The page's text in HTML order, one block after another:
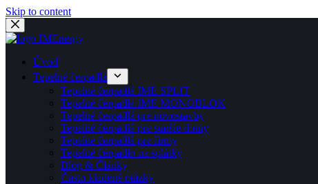
Skip to content
Úvod
Tepelné čerpadlá
Tepelné čerpadlá IME SPLIT
Tepelné čerpadlá IME MONOBLOK
Tepelné čerpadlá pre novostavby
Tepelné čerpadlá pre staršie domy
Tepelné čerpadlá pre firmy
Tepelné čerpadlo na splátky
Blog & Články
Často kladené otázky